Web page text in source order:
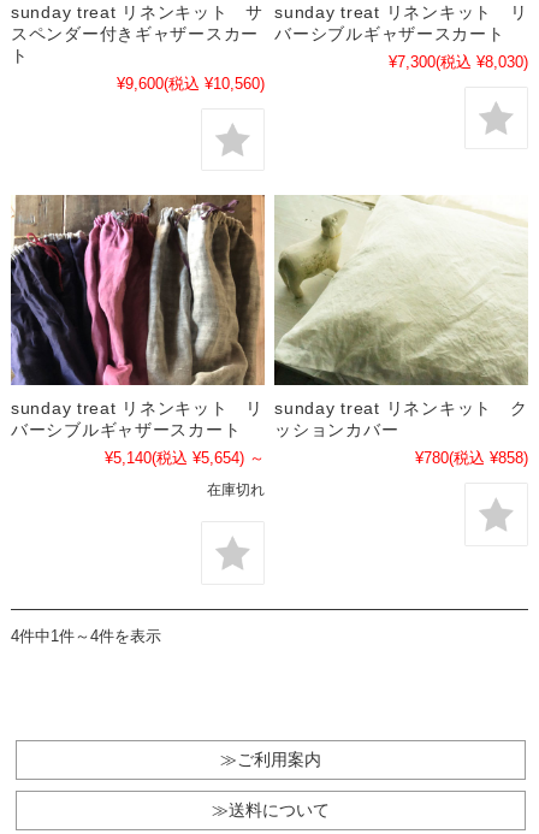
sunday treat リネンキット サ
スペンダー付きギャザースカー
ト
¥9,600(税込 ¥10,560)
sunday treat リネンキット リ
バーシブルギャザースカート
¥7,300(税込 ¥8,030)
sunday treat リネンキット リ
バーシブルギャザースカート
¥5,140(税込 ¥5,654) ～
在庫切れ
sunday treat リネンキット ク
ッションカバー
¥780(税込 ¥858)
4件中1件～4件を表示
≫ご利用案内
≫送料について